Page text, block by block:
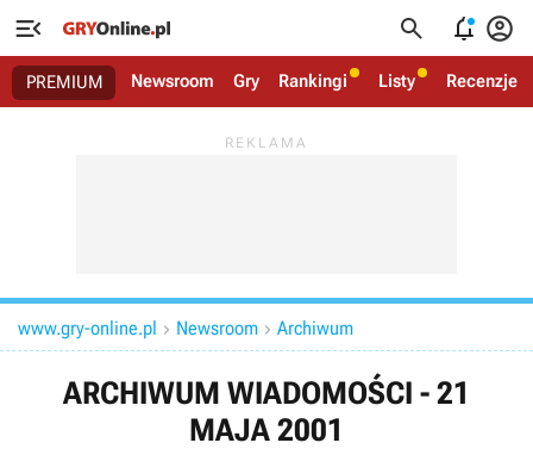
   
PREMIUM Newsroom Gry Rankingi Listy Recenzje
www.gry-online.pl  Newsroom  Archiwum
ARCHIWUM WIADOMOŚCI - 21
MAJA 2001